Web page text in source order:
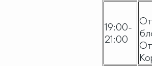
19:00-
21:00